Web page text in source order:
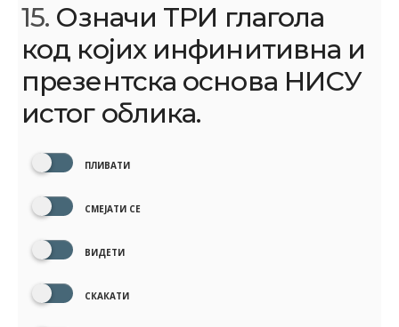
15. Означи ТРИ глагола
код којих инфинитивна и
презентска основа НИСУ
истог облика.
ПЛИВАТИ
СМЕЈАТИ СЕ
ВИДЕТИ
СКАКАТИ